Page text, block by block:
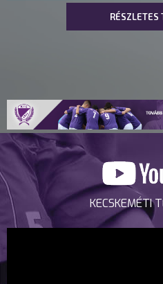
RÉSZLETES
KECSKEMÉTI